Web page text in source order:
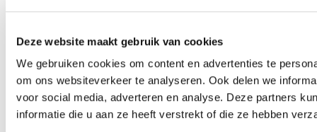
Deze website maakt gebruik van cookies
We gebruiken cookies om content en advertenties te
om ons websiteverkeer te analyseren. Ook delen we
voor social media, adverteren en analyse. Deze partners
informatie die u aan ze heeft verstrekt of die ze hebben